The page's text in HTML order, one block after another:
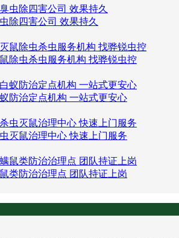
除四害公司 效果持久
除虫杀虫服务机构 找骅锐虫控
防治定点机构 一站式更安心
灭鼠治理中心 快速上门服务
类防治治理点 团队持证上岗